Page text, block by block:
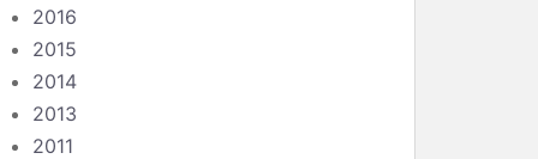
2016
2015
2014
2013
2011